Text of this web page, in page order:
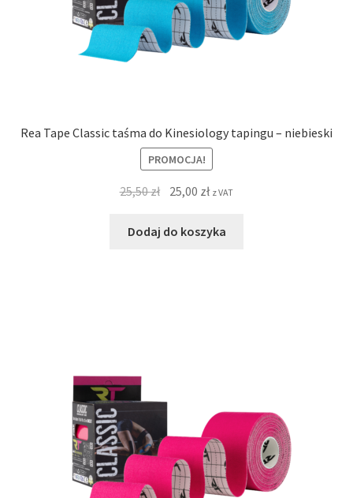
Rea Tape Classic taśma do Kinesiology tapingu – niebieski
PROMOCJA!
25,50zł 25,00 zł z VAT
Dodaj do koszyka